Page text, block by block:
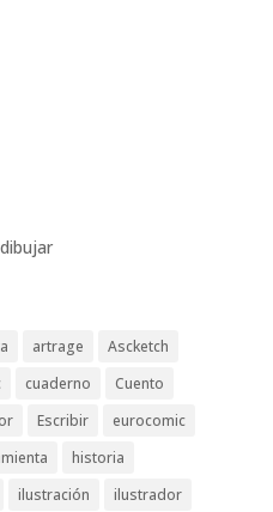
artrage
Ascketch
cuaderno
Cuento
Escribir
eurocomic
historia
ilustración ilustrador